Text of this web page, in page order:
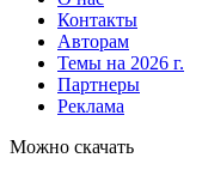
Контакты
Авторам
Темы на 2026 г.
Партнеры
Реклама
Можно скачать